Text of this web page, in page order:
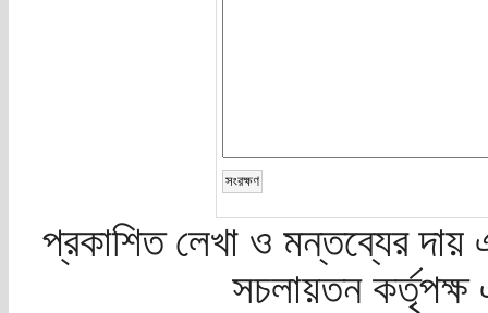
প্রকাশিত লেখা ও মন্তব্যের দায়
সচলায়তন